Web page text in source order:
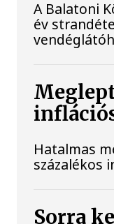
A Balatoni
év
Hatalmas
százalékos
Sorra